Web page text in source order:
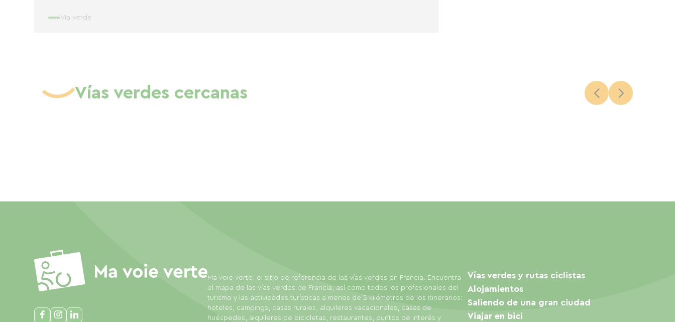
Vía verde
Vías verdes cercanas
Ma voie verte, el sitio de referencia de las vías verdes en Francia. Encuentra
el mapa de las vías verdes de Francia, así como todos los profesionales del
turismo y las actividades turísticas a menos de 5 kilómetros de los itinerarios:
hoteles, campings, casas rurales, alquileres vacacionales, casas de
huéspedes, alquileres de bicicletas, restaurantes, puntos de interés y
Vías verdes y rutas ciclistas
Alojamientos
Saliendo de una gran ciudad
Viajar en bici